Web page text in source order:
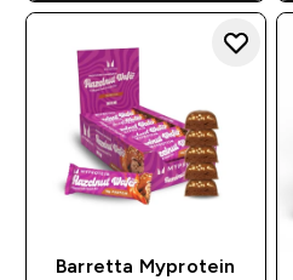
Barretta Myprotein